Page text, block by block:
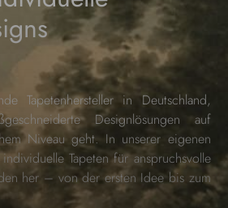
Tapetenhersteller in Deutschland,
Designlösungen auf
Niveau geht. In unserer eigenen
Tapeten für anspruchsvolle
her – von der ersten Idee bis zum